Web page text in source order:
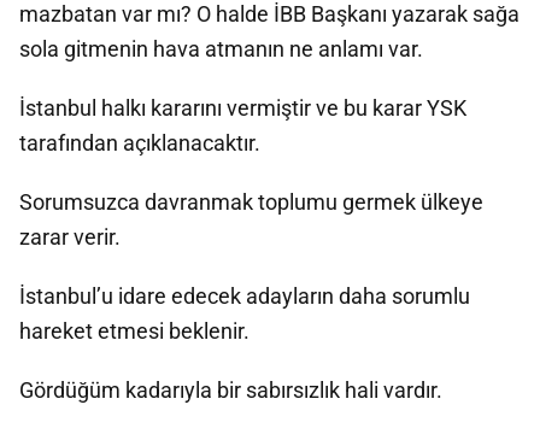
mazbatan var mı? O halde İBB Başkanı yazarak sağa
sola gitmenin hava atmanın ne anlamı var.
İstanbul halkı kararını vermiştir ve bu karar YSK
tarafından açıklanacaktır.
Sorumsuzca davranmak toplumu germek ülkeye
zarar verir.
İstanbul’u idare edecek adayların daha sorumlu
hareket etmesi beklenir.
Gördüğüm kadarıyla bir sabırsızlık hali vardır.